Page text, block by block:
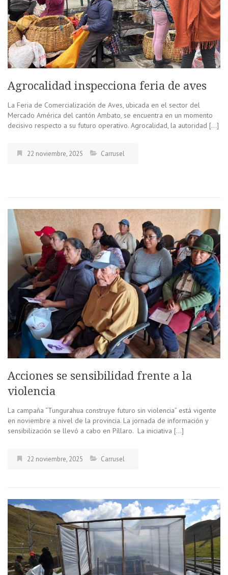
Agrocalidad inspecciona feria de aves
La Feria de Comercialización de Aves, ubicada en el sector del
Mercado América del cantón Ambato, se encuentra en un momento
decisivo respecto a su futuro operativo. Agrocalidad, la autoridad […]
22 noviembre, 2025 Carrusel
Acciones se sensibilidad frente a la
violencia
La campaña “Tungurahua construye futuro sin violencia” está vigente
en noviembre a nivel de la provincia. La jornada de información y
sensibilización se llevó a cabo en Píllaro. La iniciativa […]
22 noviembre, 2025 Carrusel